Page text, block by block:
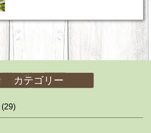
カテゴリー
(29)